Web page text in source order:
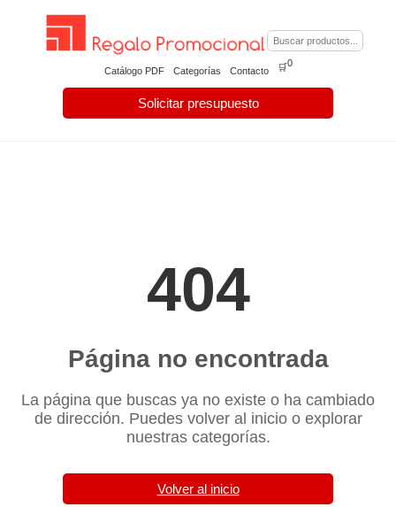
Catálogo PDF Categorías Contacto
Solicitar presupuesto
🛒0
404
Página no encontrada
La página que buscas ya no existe o ha cambiado
de dirección. Puedes volver al inicio o explorar
nuestras categorías.
Volver al inicio